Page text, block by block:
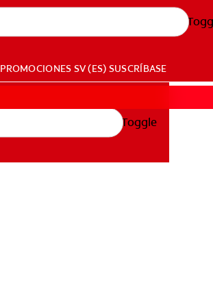
PROMOCIONES SV (ES) SUSCRÍBASE
Toggle